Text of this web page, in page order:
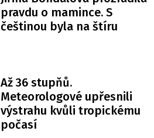
pravdu o mamince. S
češtinou byla na štíru
Až 36 stupňů.
Meteorologové upřesnili
výstrahu kvůli tropickému
počasí